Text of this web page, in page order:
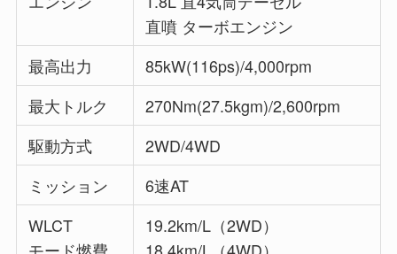
直噴 ターボエンジン
最高出力
85kW(116ps)/4,000rpm
最大トルク
270Nm(27.5kgm)/2,600rpm
駆動方式
2WD/4WD
ミッション
6速AT
WLCT
19.2km/L（2WD）